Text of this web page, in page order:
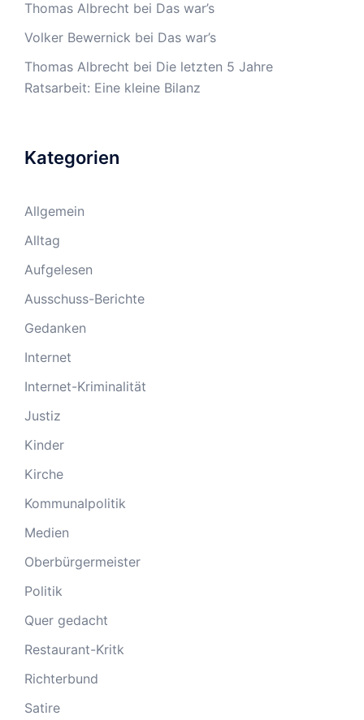
Thomas Albrecht bei Das war’s
Volker Bewernick bei Das war’s
Thomas Albrecht bei Die letzten 5 Jahre
Ratsarbeit: Eine kleine Bilanz
Kategorien
Allgemein
Alltag
Aufgelesen
Ausschuss-Berichte
Gedanken
Internet
Internet-Kriminalität
Justiz
Kinder
Kirche
Kommunalpolitik
Medien
Oberbürgermeister
Politik
Quer gedacht
Restaurant-Kritk
Richterbund
Satire